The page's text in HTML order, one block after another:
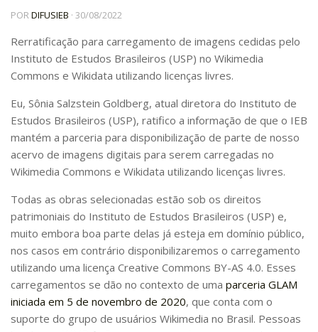
Paralelos 22
Pesquisa
Pós-Doutorado
Iniciação Científica
Pré-Iniciação Científica
GIP
LABIEB
Extensão
Cursos
Criação de Curso
Isenção
Comissões
PORDIFUSIEB · 30/08/2022
Rerratificação para carregamento de imagens cedidas pelo
Instituto de Estudos Brasileiros (USP) no Wikimedia
Commons e Wikidata utilizando licenças livres.
Eu, Sônia Salzstein Goldberg, atual diretora do Instituto de
Estudos Brasileiros (USP), ratifico a informação de que o IEB
mantém a parceria para disponibilização de parte de nosso
acervo de imagens digitais para serem carregadas no
Wikimedia Commons e Wikidata utilizando licenças livres.
Todas as obras selecionadas estão sob os direitos
patrimoniais do Instituto de Estudos Brasileiros (USP) e,
muito embora boa parte delas já esteja em domínio público,
nos casos em contrário disponibilizaremos o carregamento
utilizando uma licença Creative Commons BY-AS 4.0. Esses
carregamentos se dão no contexto de uma parceria GLAM
iniciada em 5 de novembro de 2020, que conta com o
suporte do grupo de usuários Wikimedia no Brasil. Pessoas